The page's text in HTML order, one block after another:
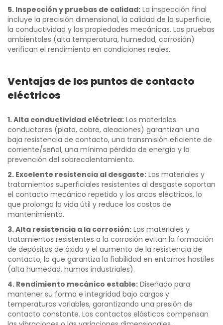
5. Inspección y pruebas de calidad: La inspección final
incluye la precisión dimensional, la calidad de la superficie,
la conductividad y las propiedades mecánicas. Las pruebas
ambientales (alta temperatura, humedad, corrosión)
verifican el rendimiento en condiciones reales.
Ventajas de los puntos de contacto
eléctricos
1. Alta conductividad eléctrica: Los materiales
conductores (plata, cobre, aleaciones) garantizan una
baja resistencia de contacto, una transmisión eficiente de
corriente/señal, una mínima pérdida de energía y la
prevención del sobrecalentamiento.
2. Excelente resistencia al desgaste: Los materiales y
tratamientos superficiales resistentes al desgaste soportan
el contacto mecánico repetido y los arcos eléctricos, lo
que prolonga la vida útil y reduce los costos de
mantenimiento.
3. Alta resistencia a la corrosión: Los materiales y
tratamientos resistentes a la corrosión evitan la formación
de depósitos de óxido y el aumento de la resistencia de
contacto, lo que garantiza la fiabilidad en entornos hostiles
(alta humedad, humos industriales).
4. Rendimiento mecánico estable: Diseñado para
mantener su forma e integridad bajo cargas y
temperaturas variables, garantizando una presión de
contacto constante. Los contactos elásticos compensan